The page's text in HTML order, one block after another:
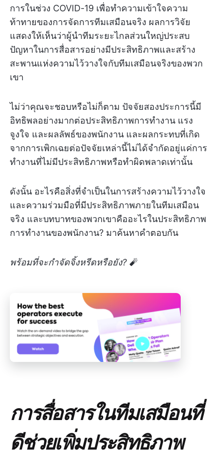
การในช่วง COVID-19 เพื่อทำความเข้าใจความ
ท้าทายของการจัดการทีมเสมือนจริง ผลการวิจัย
แสดงให้เห็นว่าผู้นำทีมระยะไกลส่วนใหญ่ประสบ
ปัญหาในการสื่อสารอย่างมีประสิทธิภาพและสร้าง
สะพานแห่งความไว้วางใจกับทีมเสมือนจริงของพวก
เขา
ไม่ว่าคุณจะชอบหรือไม่ก็ตาม ปัจจัยสองประการนี้มี
อิทธิพลอย่างมากต่อประสิทธิภาพการทำงาน แรง
จูงใจ และผลลัพธ์ของพนักงาน และผลกระทบที่เกิด
จากการเพิกเฉยต่อปัจจัยเหล่านี้ไม่ได้จำกัดอยู่แค่การ
ทำงานที่ไม่มีประสิทธิภาพหรือทำผิดพลาดเท่านั้น
ดังนั้น อะไรคือสิ่งที่จำเป็นในการสร้างความไว้วางใจ
และความร่วมมือที่มีประสิทธิภาพภายในทีมเสมือน
จริง และบทบาทของพวกเขาคืออะไรในประสิทธิภาพ
การทำงานของพนักงาน? มาค้นหาคำตอบกัน
พร้อมที่จะกำจัดจิ้งหรีดหรือยัง? 🧨
การสื่อสารในทีมเสมือนที่
ดีช่วยเพิ่มประสิทธิภาพ